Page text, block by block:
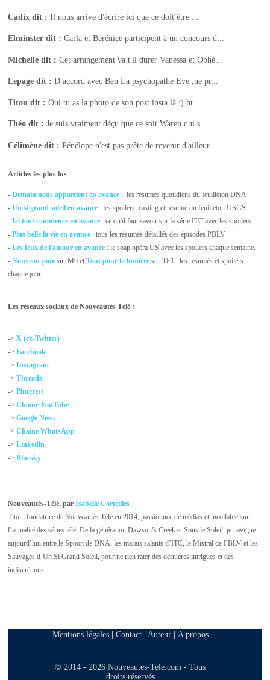
Cadix dit : Il nous arrive d'écrire ici que ce doit être ...
Elminster dit : Carla et Bérénice participent à un concours d...
Michelle dit : Cet arrangement va t'il durer Vanessa et Ophé...
Lepage dit : D accord avec Ben La psychopathe Eve ,ne pr...
Titou dit : Oui tu as la photo de son post insta là :) ht...
Théo dit : Je suis vraiment déçu que ce soit Waren qui s...
Célimène dit : Pénélope n'est pas prête de revenir d'ailleur...
Articles les plus lus
-Demain nous appartient en avance : les résumés quotidiens du feuilleton DNA
-Un si grand soleil en avance : les spoilers, casting et résumé du feuilleton USGS
-Ici tout commence en avance : ce qu'il faut savoir sur la série ITC avec les spoilers
- Plus belle la vie en avance : tous les résumés détaillés des épisodes PBLV
-Les feux de l'amour en avance : le soap opéra US avec les spoilers chaque semaine.
-Nouveau jour sur M6 etTout pour la lumière sur TF1 : les résumés et spoilers
chaque jour
Les réseaux sociaux de Nouveautés Télé :
->X (ex-Twitter)
->Facebook
->Instagram
->Threads
->Pinterest
->Chaîne YouTube
->Google News
->Chaîne WhatsApp
->Linkedin
->Bluesky
Nouveautés-Télé, parIsabelle Corteilles
Titou, fondatrice de Nouveautés Télé en 2014, passionnée de médias et incollable sur
l’actualité des séries télé. De la génération Dawson’s Creek et Sous le Soleil, je navigue
aujourd’hui entre le Spoon de DNA, les marais salants d’ITC, le Mistral de PBLV et les
Sauvages d’Un Si Grand Soleil, pour ne rien rater des dernières intrigues et des
indiscrétions.
Mentions légales| Contact| Auteur| A propos
© 2014 - 2026 Nouveautes-Tele.com - Tous
droits réservés